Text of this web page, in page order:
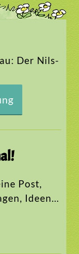
Der Nils-
Post,
Ideen…